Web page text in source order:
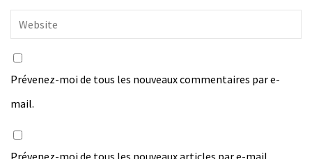
Prévenez-moi de tous les nouveaux commentaires par e-
mail.
Prévenez-moi de tous les nouveaux articles par e-mail.